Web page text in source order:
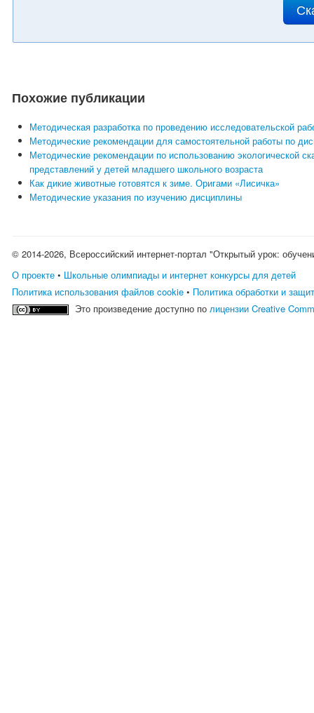
Похожие публикации
Методическая разработка по проведению исследовательской
Методические рекомендации для самостоятельной работы по
Методические рекомендации по использованию экологической
представлений у детей младшего школьного возраста
Как дикие животные готовятся к зиме. Оригами «Лисичка»
Методические указания по изучению дисциплины
© 2014-2026, Всероссийский интернет-портал "Открытый урок:
О проекте • Школьные олимпиады и интернет конкурсы для детей
Политика использования файлов cookie • Политика обработки и
Это произведение доступно полицензии Creative